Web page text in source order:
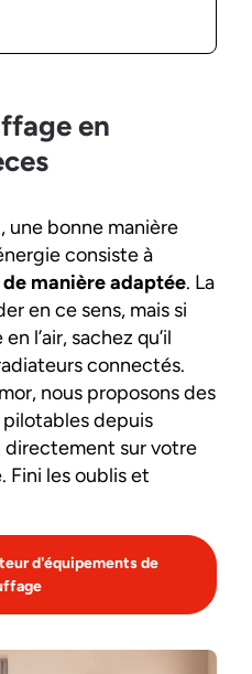
en
une bonne manière
consiste à
manière adaptée. La
en ce sens, mais si
l’air, sachez qu’il
connectés.
nous proposons des
depuis
directement sur votre
Fini les oublis et
d'équipements de